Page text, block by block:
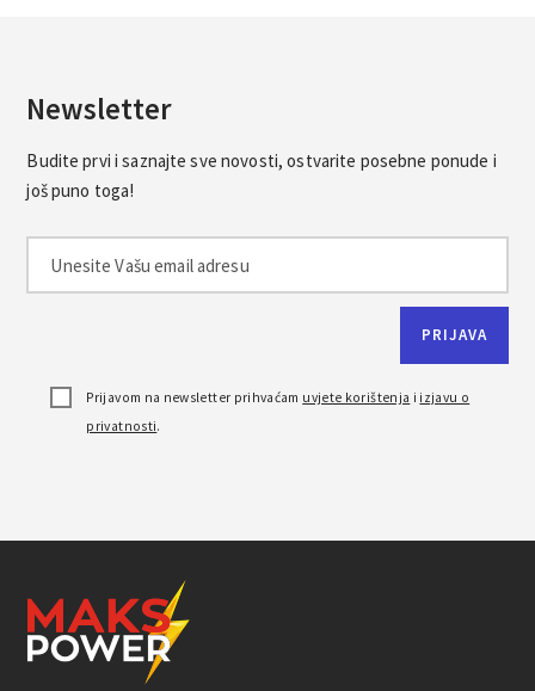
Newsletter
Budite prvi i saznajte sve novosti, ostvarite posebne ponude i
još puno toga!
Prijavom na newsletter prihvaćam uvjete korištenja i izjavu o
privatnosti.